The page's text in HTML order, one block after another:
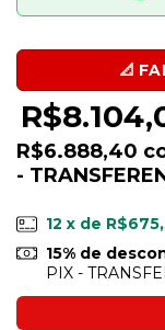
R$6.888,40
-
12 x de
15% de
PIX -